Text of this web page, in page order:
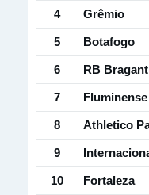
4 Grêmio
5 Botafogo
6 RB
7 Fluminense
8 Athletico
9
10 Fortaleza